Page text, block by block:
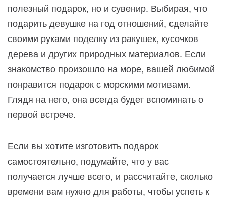
полезный подарок, но и сувенир. Выбирая, что
подарить девушке на год отношений, сделайте
своими руками поделку из ракушек, кусочков
дерева и других природных материалов. Если
знакомство произошло на море, вашей любимой
понравится подарок с морскими мотивами.
Глядя на него, она всегда будет вспоминать о
первой встрече.
Если вы хотите изготовить подарок
самостоятельно, подумайте, что у вас
получается лучше всего, и рассчитайте, сколько
времени вам нужно для работы, чтобы успеть к